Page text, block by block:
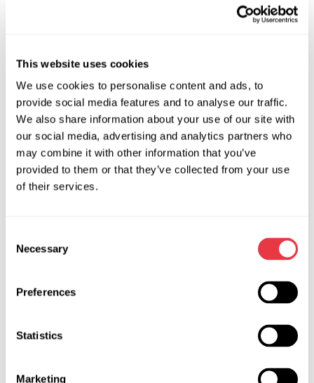
This website uses cookies
We use cookies to personalise content and ads, to
provide social media features and to analyse our traffic.
We also share information about your use of our site with
our social media, advertising and analytics partners who
may combine it with other information that you’ve
provided to them or that they’ve collected from your use
of their services.
Selection
Necessary
Preferences
Statistics
Marketing
проходить в 13 залах. В павильонах участники выставки
представят свою продукцию, оборудование и услуги.
ОАЭ, Дубай с 10.06.2019 по 12.06.19. Ждем вас на нашем
стенде С 12, холл 5.
Мы будем рады возможности лично приветствовать вас!
Расскажем и покажем новинки и бестселлеры MSG
Equipment. Надеемся, что посещение нашего стенда
станет началом совместного взаимовыгодного
сотрудничества!
АКТУАЛЬНЫЕ НОВОСТИ